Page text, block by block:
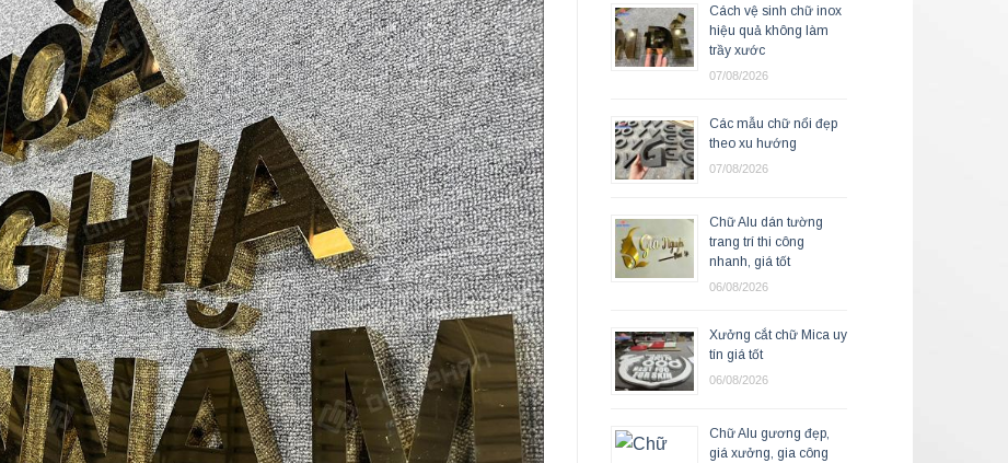
Cách vệ sinh chữ inox
hiệu quả không làm
trầy xước
07/08/2026
Các mẫu chữ nổi đẹp
theo xu hướng
07/08/2026
Chữ Alu dán tường
trang trí thi công
nhanh, giá tốt
06/08/2026
Xưởng cắt chữ Mica uy
tín giá tốt
06/08/2026
Chữ Alu gương đẹp,
giá xưởng, gia công